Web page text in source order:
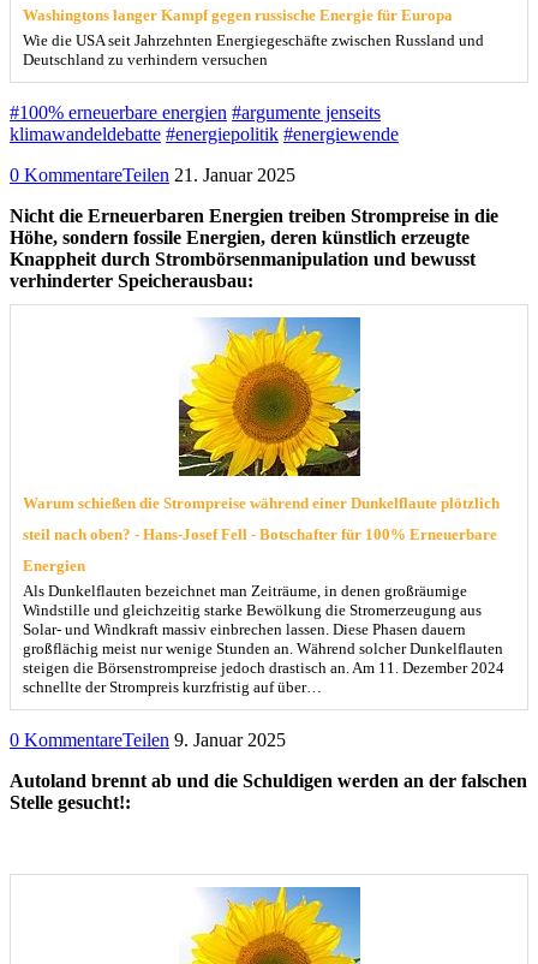
Washingtons langer Kampf gegen russische Energie für Europa
Wie die USA seit Jahrzehnten Energiegeschäfte zwischen Russland und
Deutschland zu verhindern versuchen
#100% erneuerbare energien #argumente jenseits
klimawandeldebatte #energiepolitik #energiewende
0 KommentareTeilen 21. Januar 2025
Nicht die Erneuerbaren Energien treiben Strompreise in die
Höhe, sondern fossile Energien, deren künstlich erzeugte
Knappheit durch Strombörsenmanipulation und bewusst
verhinderter Speicherausbau:
Warum schießen die Strompreise während einer Dunkelflaute plötzlich
steil nach oben? - Hans-Josef Fell - Botschafter für 100% Erneuerbare
Energien
Als Dunkelflauten bezeichnet man Zeiträume, in denen großräumige
Windstille und gleichzeitig starke Bewölkung die Stromerzeugung aus
Solar- und Windkraft massiv einbrechen lassen. Diese Phasen dauern
großflächig meist nur wenige Stunden an. Während solcher Dunkelflauten
steigen die Börsenstrompreise jedoch drastisch an. Am 11. Dezember 2024
schnellte der Strompreis kurzfristig auf über…
0 KommentareTeilen 9. Januar 2025
Autoland brennt ab und die Schuldigen werden an der falschen
Stelle gesucht!: